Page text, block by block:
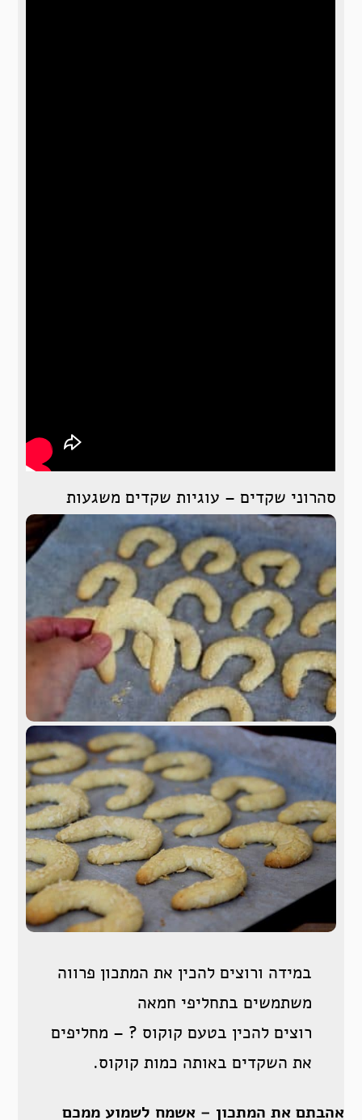
סהרוני שקדים – עוגיות שקדים משגעות
במידה ורוצים להכין את המתכון פרווה
משתמשים בתחליפי חמאה
רוצים להכין בטעם קוקוס ? – מחליפים
את השקדים באותה כמות קוקוס.
אהבתם את המתכון – אשמח לשמוע ממכם